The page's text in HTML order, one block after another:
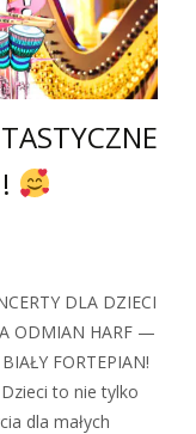
DLA DZIECI
ODMIAN HARF —
FORTEPIAN!
to nie tylko
dla małych